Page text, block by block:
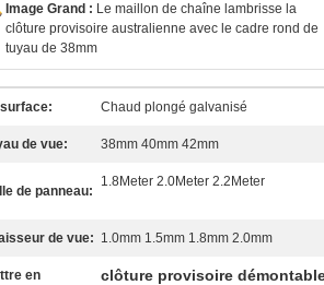
Image Grand : Le maillon de chaîne lambrisse la
clôture provisoire australienne avec le cadre rond de
tuyau de 38mm
Chaud plongé galvanisé
de vue: 38mm 40mm 42mm
de panneau:
1.8Meter 2.0Meter 2.2Meter
de vue: 1.0mm 1.5mm 1.8mm 2.0mm
en
clôture provisoire